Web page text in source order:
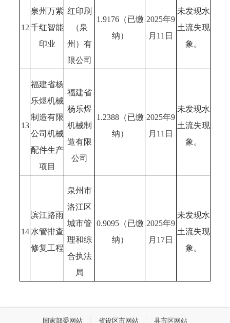
12
泉州万紫
千红智能
印业
红印刷
（泉
州）有
限公司
1.9176（已缴
纳）
2025年9
月11日
未发现水
土流失现
象。
13
福建省杨
乐煜机械
制造有限
公司机械
配件生产
项目
福建省
杨乐煜
机械制
造有限
公司
1.2388（已缴
纳）
2025年9
月11日
未发现水
土流失现
象。
14
滨江路雨
水管排查
修复工程
泉州市
洛江区
城市管
理和综
合执法
局
0.9095（已缴
纳）
2025年9
月17日
未发现水
土流失现
象。
国家部委网站 省设区市网站 县市区网站